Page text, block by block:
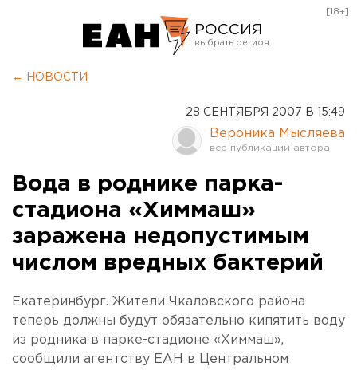
РОССИЯ
Оренбург
[18+]
← НОВОСТИ
28 СЕНТЯБРЯ 2007 В 15:49
Вероника Мысляева
Вода в роднике парка-
стадиона «Химмаш»
заражена недопустимым
числом вредных бактерий
Екатеринбург. Жители Чкаловского района
теперь должны будут обязательно кипятить воду
из родника в парке-стадионе «Химмаш»,
сообщили агентству ЕАН в Центральном